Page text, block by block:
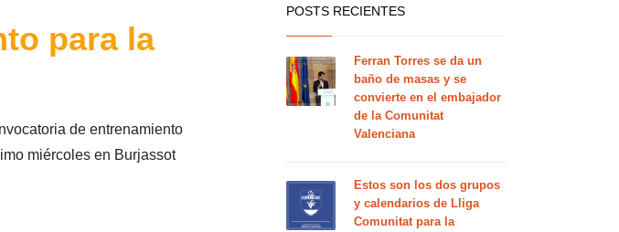
para la
de entrenamiento
miércoles en Burjassot
POSTS RECIENTES
Ferran Torres se da un
baño de masas y se
convierte en el embajador
de la Comunitat
Valenciana
Estos son los dos grupos
y calendarios de Lliga
Comunitat para la